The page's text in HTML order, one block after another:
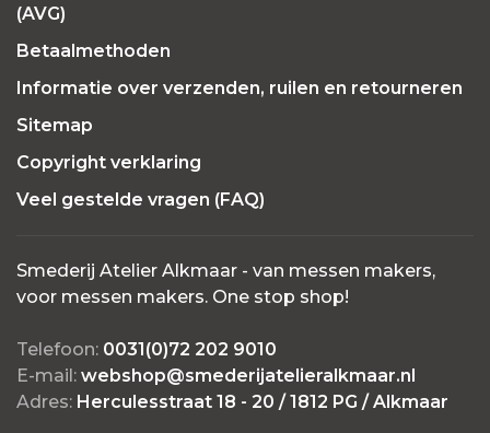
(AVG)
Betaalmethoden
Informatie over verzenden, ruilen en retourneren
Sitemap
Copyright verklaring
Veel gestelde vragen (FAQ)
Smederij Atelier Alkmaar - van messen makers,
voor messen makers. One stop shop!
Telefoon: 0031(0)72 202 9010
E-mail: webshop@smederijatelieralkmaar.nl
Adres: Herculesstraat 18 - 20 / 1812 PG / Alkmaar